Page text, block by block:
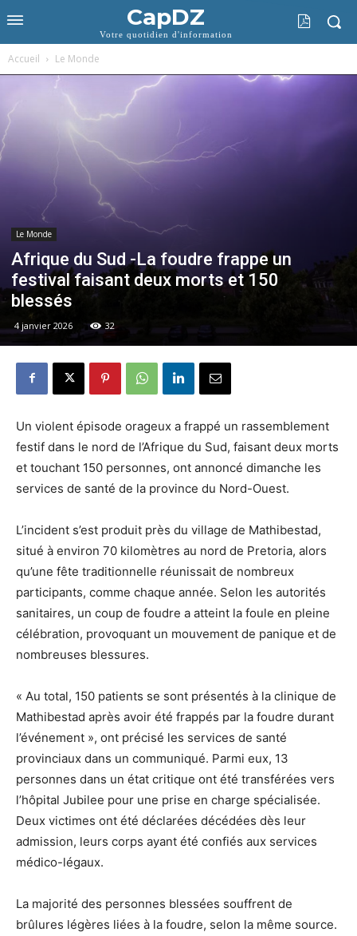
CapDZ
Votre quotidien d'information
Accueil Le Monde
Le Monde
Afrique du Sud -La foudre frappe un
festival faisant deux morts et 150
blessés
4 janvier 2026 32
Un violent épisode orageux a frappé un rassemblement
festif dans le nord de l’Afrique du Sud, faisant deux morts
et touchant 150 personnes, ont annoncé dimanche les
services de santé de la province du Nord-Ouest.
L’incident s’est produit près du village de Mathibestad,
situé à environ 70 kilomètres au nord de Pretoria, alors
qu’une fête traditionnelle réunissait de nombreux
participants, comme chaque année. Selon les autorités
sanitaires, un coup de foudre a atteint la foule en pleine
célébration, provoquant un mouvement de panique et de
nombreuses blessures.
« Au total, 150 patients se sont présentés à la clinique de
Mathibestad après avoir été frappés par la foudre durant
l’événement », ont précisé les services de santé
provinciaux dans un communiqué. Parmi eux, 13
personnes dans un état critique ont été transférées vers
l’hôpital Jubilee pour une prise en charge spécialisée.
Deux victimes ont été déclarées décédées dès leur
admission, leurs corps ayant été confiés aux services
médico-légaux.
La majorité des personnes blessées souffrent de
brûlures légères liées à la foudre, selon la même source.